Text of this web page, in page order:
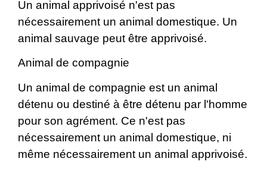
Un animal apprivoisé n'est pas
nécessairement un animal domestique. Un
animal sauvage peut être apprivoisé.
Animal de compagnie
Un animal de compagnie est un animal
détenu ou destiné à être détenu par l'homme
pour son agrément. Ce n'est pas
nécessairement un animal domestique, ni
même nécessairement un animal apprivoisé.